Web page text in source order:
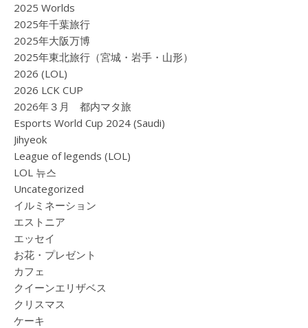
2025 Worlds
2025年千葉旅行
2025年大阪万博
2025年東北旅行（宮城・岩手・山形）
2026 (LOL)
2026 LCK CUP
2026年３月 都内マタ旅
Esports World Cup 2024 (Saudi)
Jihyeok
League of legends (LOL)
LOL 뉴스
Uncategorized
イルミネーション
エストニア
エッセイ
お花・プレゼント
カフェ
クイーンエリザベス
クリスマス
ケーキ